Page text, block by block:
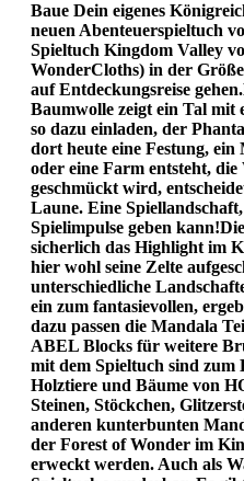
Baue Dein eigenes
neuen Abenteuerspieltuch
Spieltuch Kingdom Valley
WonderCloths) in der
auf Entdeckungsreise
Baumwolle zeigt ein Tal mit
so dazu einladen, der
dort heute eine Festung,
oder eine Farm entsteht, die
geschmückt wird,
Laune. Eine
Spielimpulse geben
sicherlich das Highlight im
hier wohl seine Zelte
unterschiedliche
ein zum fantasievollen,
dazu passen die Mandala
ABEL Blocks für weitere
mit dem Spieltuch sind zum
Holztiere und Bäume von
Steinen, Stöckchen,
anderen kunterbunten
der Forest of Wonder im
erweckt werden. Auch als